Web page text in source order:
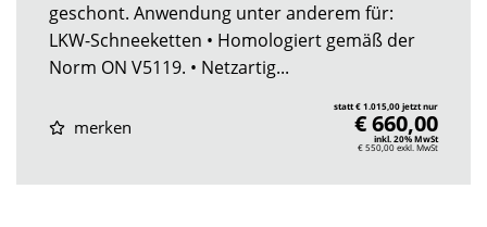
geschont. Anwendung unter anderem für:
LKW-Schneeketten • Homologiert gemäß der
Norm ON V5119. • Netzartig...
merken
statt € 1.015,00 jetzt nur
€ 660,00
inkl. 20% MwSt
€ 550,00exkl. MwSt